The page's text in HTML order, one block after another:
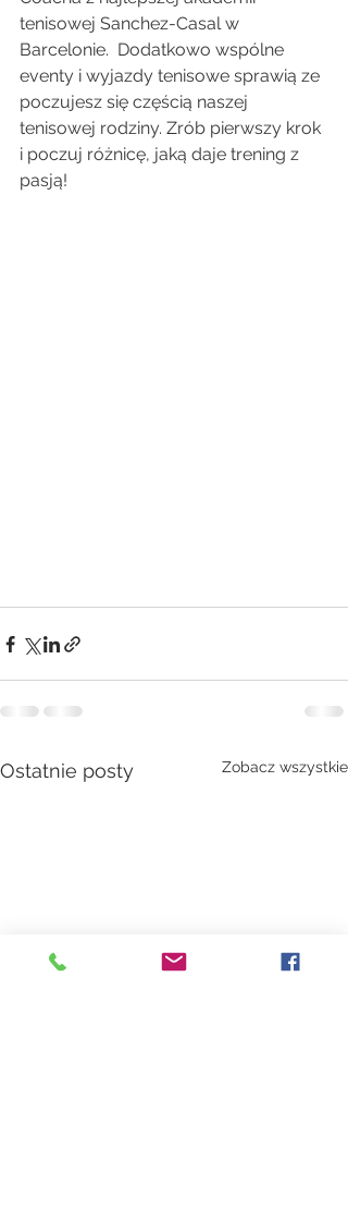
tenisowej Sanchez-Casal w
Barcelonie.  Dodatkowo wspólne
eventy i wyjazdy tenisowe sprawią ze
poczujesz się częścią naszej
tenisowej rodziny. Zrób pierwszy krok
i poczuj różnicę, jaką daje trening z
pasją!
Ostatnie posty Zobacz wszystkie